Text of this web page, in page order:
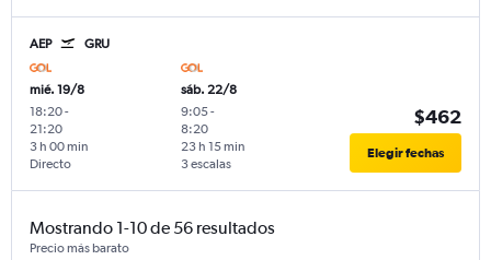
AEP GRU
mié. 19/8
18:20-
21:20
Directo
3 h 00 min
sáb. 22/8
9:05-
8:20
3 escalas
23 h 15 min
$462
Elegir fechas
Mostrando 1-10 de 56 resultados
Precio más barato